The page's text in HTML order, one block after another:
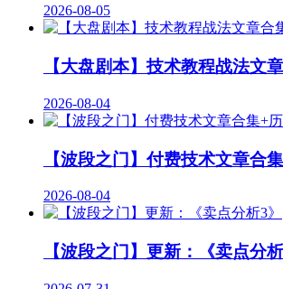
2026-08-05
【大盘剧本】技术教程战法文
2026-08-04
【波段之门】付费技术文章合
2026-08-04
【波段之门】更新：《卖点分析